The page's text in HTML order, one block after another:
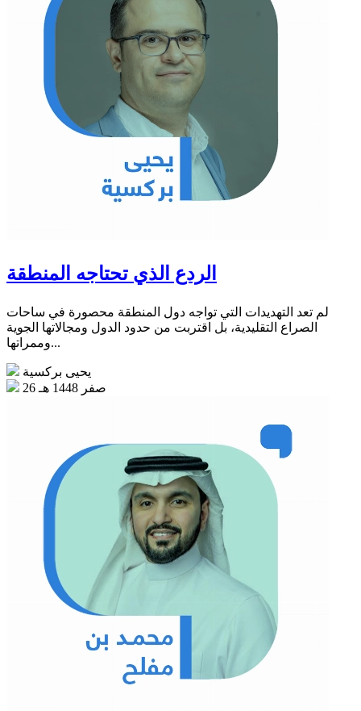
الردع الذي تحتاجه المنطقة
لم تعد التهديدات التي تواجه دول المنطقة محصورة في ساحات
الصراع التقليدية، بل اقتربت من حدود الدول ومجالاتها الجوية
وممراتها...
يحيى بركسية
26 صفر 1448 هـ